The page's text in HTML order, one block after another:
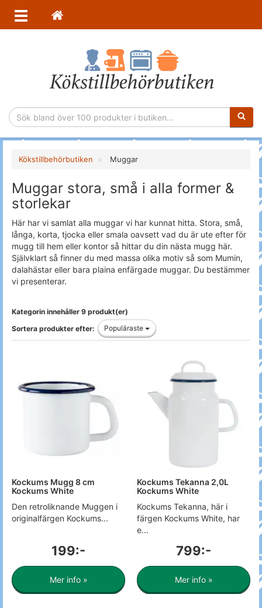
Kökstillbehörbutiken Muggar
Muggar stora, små i alla former &
storlekar
Här har vi samlat alla muggar vi har kunnat hitta. Stora, små,
långa, korta, tjocka eller smala oavsett vad du är ute efter för
mugg till hem eller kontor så hittar du din nästa mugg här.
Självklart så finner du med massa olika motiv så som Mumin,
dalahästar eller bara plaina enfärgade muggar. Du bestämmer
vi presenterar.
Kategorin innehåller 9 produkt(er)
Sortera produkter efter:
Populäraste
Kockums Mugg 8 cm
Kockums White
Den retroliknande Muggen i
originalfärgen Kockums...
199:-
Mer info »
Kockums Tekanna 2,0L
Kockums White
Kockums Tekanna, här i
färgen Kockums White, har
e...
799:-
Mer info »